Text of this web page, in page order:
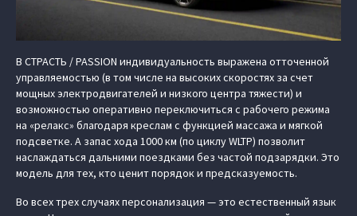
В СТРАСТЬ / PASSION индивидуальность выражена отточенной
управляемостью (в том числе на высоких скоростях за счет
мощных электродвигателей и низкого центра тяжести) и
возможностью оперативно переключиться с рабочего режима
на «релакс» благодаря креслам с функцией массажа и мягкой
подсветке. А запас хода 1000 км (по циклу WLTP) позволит
наслаждаться дальними поездками без частой подзарядки. Это
модель для тех, кто ценит порядок и предсказуемость.
Во всех трех случаях персонализация — это естественный язык